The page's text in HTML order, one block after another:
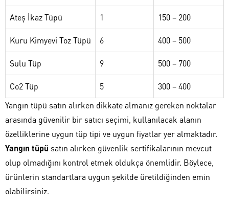
Ateş İkaz Tüpü 1 150 – 200
Kuru Kimyevi Toz Tüpü 6 400 – 500
Sulu Tüp 9 500 – 700
Co2 Tüp 5
300 – 400
Yangın tüpü satın alırken dikkate almanız gereken noktalar
arasında güvenilir bir satıcı seçimi, kullanılacak alanın
özelliklerine uygun tüp tipi ve uygun fiyatlar yer almaktadır.
Yangın tüpü satın alırken güvenlik sertifikalarının mevcut
olup olmadığını kontrol etmek oldukça önemlidir. Böylece,
ürünlerin standartlara uygun şekilde üretildiğinden emin
olabilirsiniz.